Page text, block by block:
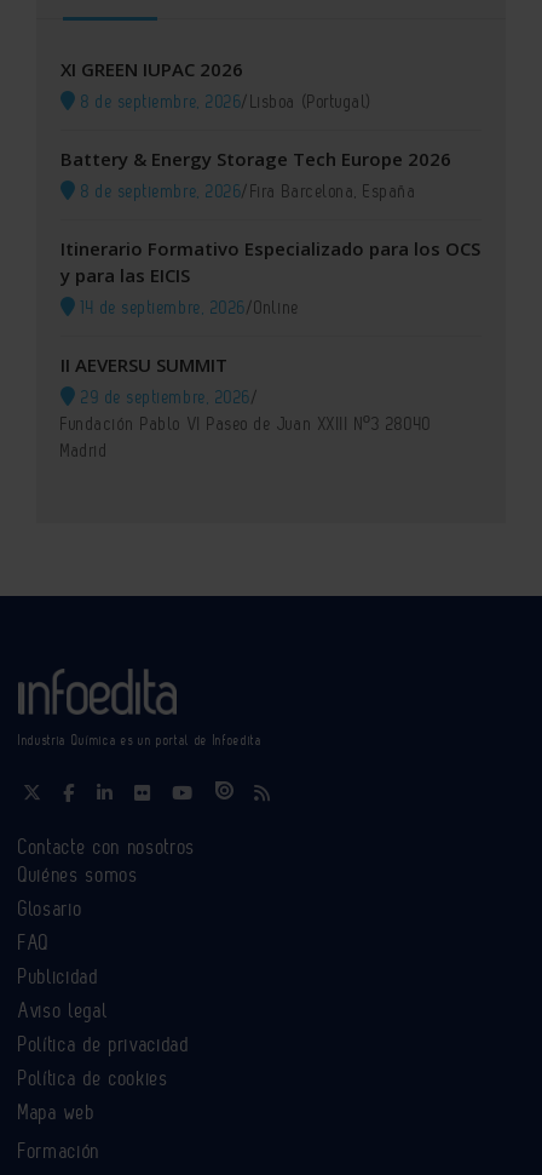
XI GREEN IUPAC 2026
8 de septiembre, 2026/Lisboa (Portugal)
Battery & Energy Storage Tech Europe 2026
8 de septiembre, 2026/Fira Barcelona, España
Itinerario Formativo Especializado para los OCS
y para las EICIS
14 de septiembre, 2026/Online
II AEVERSU SUMMIT
29 de septiembre, 2026/
Fundación Pablo VI Paseo de Juan XXIII Nº3 28040
Madrid
Industria Química es un portal de Infoedita
Contacte con nosotros
Quiénes somos
Glosario
FAQ
Publicidad
Aviso legal
Política de privacidad
Política de cookies
Mapa web
Formación